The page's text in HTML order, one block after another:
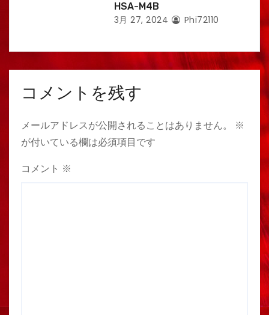
HSA-M4B
3月 27, 2024 Phi72110
コメントを残す
メールアドレスが公開されることはありません。
※
が付いている欄は必須項目です
コメント ※